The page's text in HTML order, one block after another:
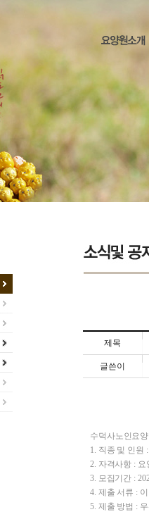
제목
글쓴이
수덕사노인요
1. 직종 및 인원
2. 자격사항 :
3. 모집기간 :
4. 제출 서류 :
5. 제출 방법 :